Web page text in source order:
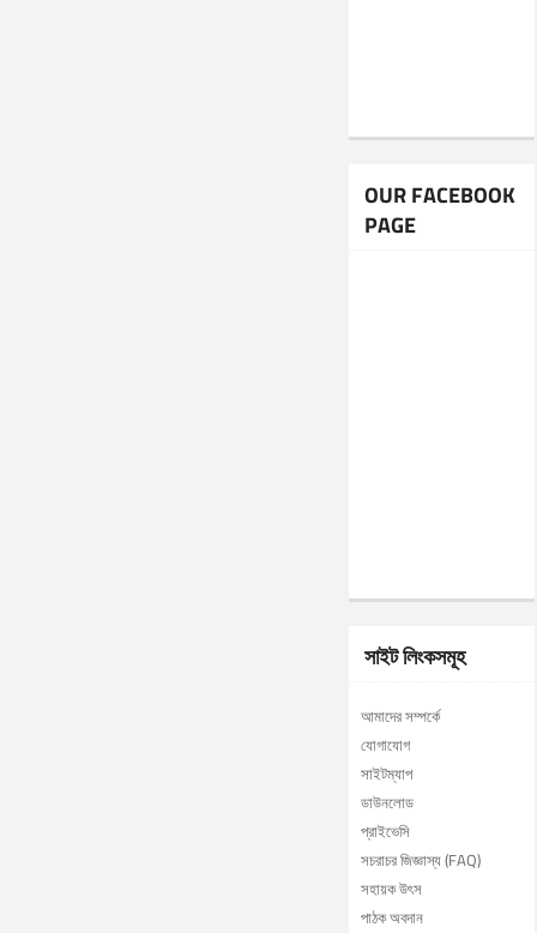
OUR FACEBOOK
PAGE
সাইট লিংকসমূহ
আমাদের সম্পর্কে
যোগাযোগ
সাইটম্যাপ
ডাউনলোড
প্রাইভেসি
সচরাচর জিজ্ঞাস্য (FAQ)
সহায়ক উৎস
পাঠক অবদান